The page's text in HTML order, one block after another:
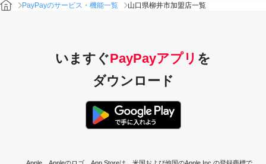
PayPayのサービス・機能一覧 山口県柳井市加盟店一覧
いますぐPayPayアプリ を
ダウンロード